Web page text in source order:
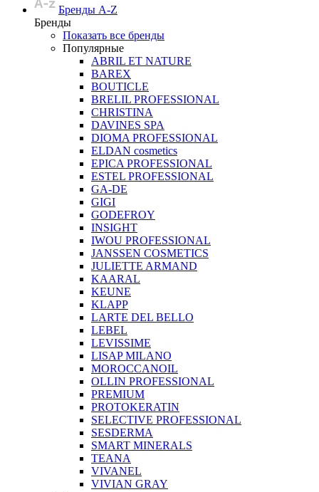
Бренды A-Z
Бренды
Показать все бренды
Популярные
ABRIL ET NATURE
BAREX
BOUTICLE
BRELIL PROFESSIONAL
CHRISTINA
DAVINES SPA
DIOMA PROFESSIONAL
ELDAN cosmetics
EPICA PROFESSIONAL
ESTEL PROFESSIONAL
GA-DE
GIGI
GODEFROY
INSIGHT
IWOU PROFESSIONAL
JANSSEN COSMETICS
JULIETTE ARMAND
KAARAL
KEUNE
KLAPP
LARTE DEL BELLO
LEBEL
LEVISSIME
LISAP MILANO
MOROCCANOIL
OLLIN PROFESSIONAL
PREMIUM
PROTOKERATIN
SELECTIVE PROFESSIONAL
SESDERMA
SMART MINERALS
TEANA
VIVANEL
VIVIAN GRAY